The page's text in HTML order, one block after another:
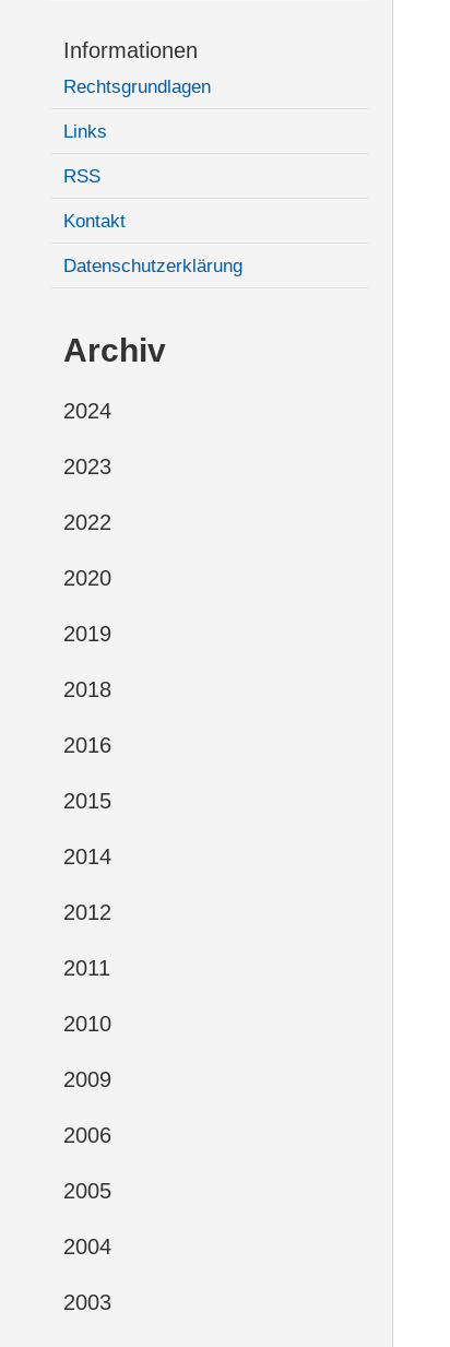
Informationen
Rechtsgrundlagen
Links
RSS
Kontakt
Datenschutzerklärung
Archiv
2024
2023
2022
2020
2019
2018
2016
2015
2014
2012
2011
2010
2009
2006
2005
2004
2003